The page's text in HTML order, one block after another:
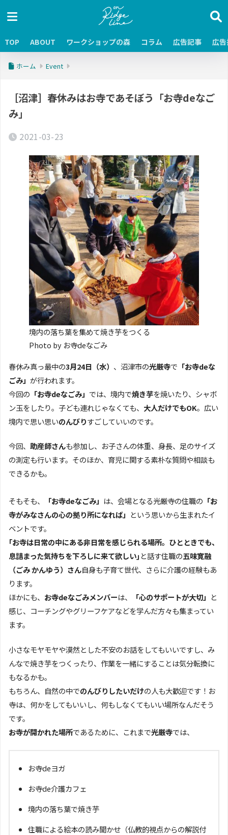
TOP ABOUT ワークショップの森 コラム 広告記事 広
ホーム Event
［沼津］春休みはお寺であそぼう「お寺deなご
み」
2021-03-23
境内の落ち葉を集めて焼き芋をつくる
Photo by お寺deなごみ
春休み真っ最中の3月24日（水） 、沼津市の光厳寺で 「お寺deな
ごみ」 が行われます。
今回の 「お寺deなごみ」 では、境内で焼き芋を焼いたり、シャボ
ン玉をしたり。子ども連れじゃなくても、 大人だけでもOK。広い
境内で思い思いのんびりすごしていいのです。
今回、 助産師さんも参加し、お子さんの体重、身長、足のサイズ
の測定も行います。そのほか、育児に関する素朴な質問や相談も
できるかも。
そもそも、 「お寺deなごみ」 は、会場となる光厳寺の住職の 「お
寺がみなさんの心の拠り所になれば」 という思いから生まれたイ
ベントです。
｢お寺は日常の中にある非日常を感じられる場所。ひとときでも、
息詰まった気持ちを下ろしに来て欲しい｣ と話す住職の五味寛融
（ごみ かんゆう）さん自身も子育て世代、さらに介護の経験もあ
ります。
ほかにも、 お寺deなごみメンバーは、 「心のサポートが大切」 と
感じ、コーチングやグリーフケアなどを学んだ方々も集まってい
ます。
小さなモヤモヤや漠然とした不安のお話をしてもいいですし、み
んなで焼き芋をつくったり、作業を一緒にすることは気分転換に
もなるかも。
もちろん、自然の中でのんびりしたいだけの人も大歓迎です！お
寺は、何かをしてもいいし、何もしなくてもいい場所なんだそう
です。
お寺が開かれた場所であるために、これまで光厳寺では、
お寺deヨガ
お寺de介護カフェ
境内の落ち葉で焼き芋
住職による絵本の読み聞かせ（仏教的視点からの解説付